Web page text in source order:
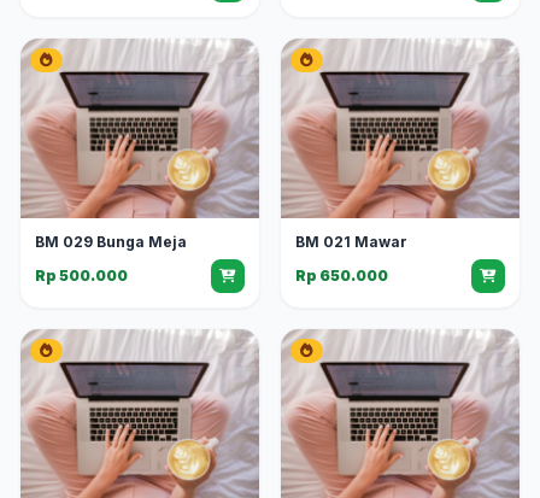
BM 029 Bunga Meja
Rp 500.000
BM 021 Mawar
Rp 650.000